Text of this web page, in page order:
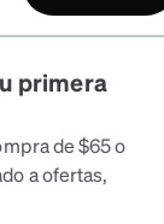
primera
de $65 o
a ofertas,